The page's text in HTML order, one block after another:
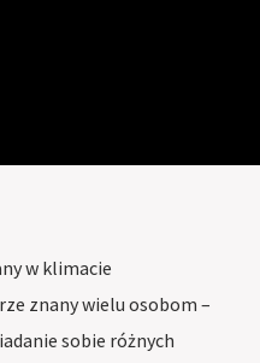
w klimacie
znany wielu osobom –
sobie różnych